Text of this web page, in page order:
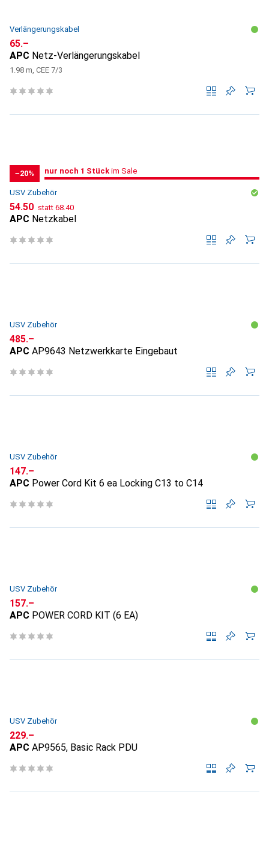
Verlängerungskabel
CHF
65.–
APC Netz-Verlängerungskabel
1.98 m, CEE 7/3
−20% noch 1 Stück im Sale
nur noch 1 Stück im Sale
USV Zubehör
CHF
54.50 statt CHF
68.40
APC Netzkabel
USV Zubehör
CHF
485.–
APC AP9643 Netzwerkkarte Eingebaut
USV Zubehör
CHF
147.–
APC Power Cord Kit 6 ea Locking C13 to C14
USV Zubehör
CHF
157.–
APC POWER CORD KIT (6 EA)
USV Zubehör
CHF
229.–
APC AP9565, Basic Rack PDU